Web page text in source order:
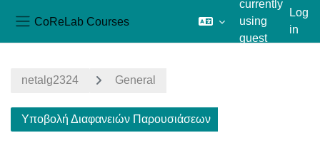
CoReLab Courses
currently
using
guest
Log
in
netalg2324 General
Υποβολή Διαφανειών Παρουσιάσεων